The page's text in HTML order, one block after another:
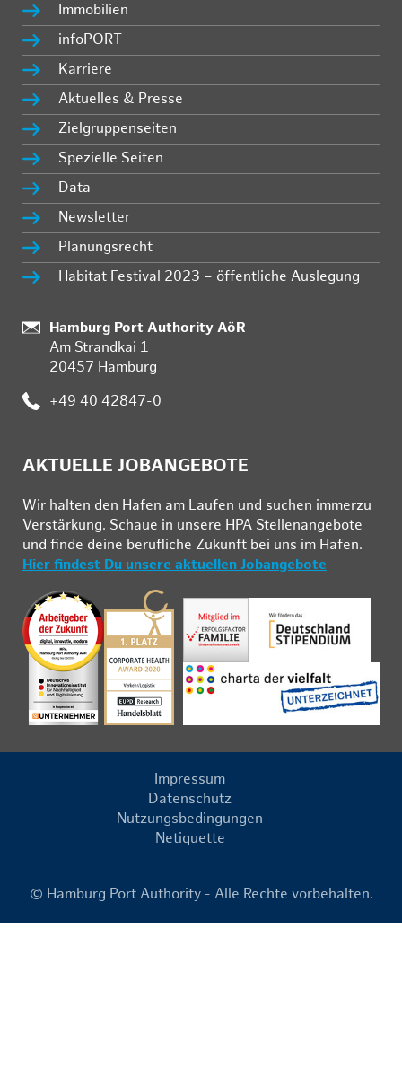
Immobilien
infoPORT
Karriere
Aktuelles & Presse
Zielgruppenseiten
Spezielle Seiten
Data
Newsletter
Planungsrecht
Habitat Festival 2023 – öffentliche Auslegung
Standort:
Hamburg Port Authority AöR
Am Strandkai 1
20457 Hamburg
Telefon:
+49 40 42847-0
AKTUELLE JOBANGEBOTE
Wir hal­ten den Ha­fen am Lau­fen und su­chen im­mer­zu
Ver­stär­kung. Schau­e in un­se­re HPA Stel­len­an­ge­bo­te
und fin­de deine be­ruf­li­che Zu­kunft bei uns im Ha­fen.
Hier findest Du unsere aktuellen Jobangebote
Impressum
Datenschutz
Nutzungsbedingungen
Netiquette
© Hamburg Port Authority - Alle Rechte vorbehalten.